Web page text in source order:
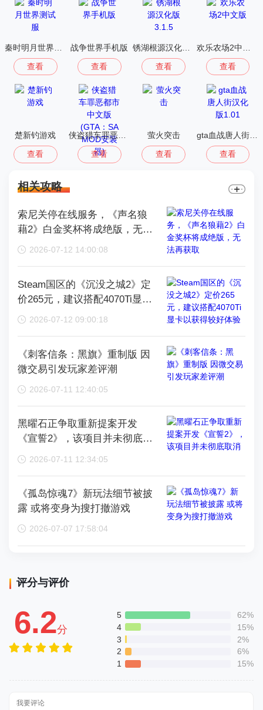
查看
战争世界手机版
查看 查看 查看
楚新钓游戏
查看 查看
萤火突击
查看 查看
相关攻略
索尼关停在线服务，《声名狼
藉2》白金奖杯将成绝版，无法
再获取
2026-07-12 14:00:08
Steam国区的《沉没之城2》定
价265元，建议搭配4070Ti显卡
以获得较好体验
2026-07-12 09:00:18
《刺客信条：黑旗》重制版 因
微交易引发玩家差评潮
2026-07-11 12:40:05
黑曜石正争取重新提案开发
《宣誓2》，该项目并未彻底取
消
2026-07-11 12:34:05
《孤岛惊魂7》新玩法细节被披
露 或将变身为搜打撤游戏
2026-07-07 17:58:04
评分与评价
6.2分
5
62%
4
15%
3
2%
2
6%
1
15%